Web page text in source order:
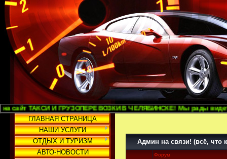
ГРУЗОПЕРЕВОЗКИ В ЧЕЛЯБИНСКЕ! Мы рады видеть Вас и
ГЛАВНАЯ СТРАНИЦА
НАШИ УСЛУГИ
ОТДЫХ И ТУРИЗМ
АВТО-НОВОСТИ
Админ на связи! (всё, что
Форум